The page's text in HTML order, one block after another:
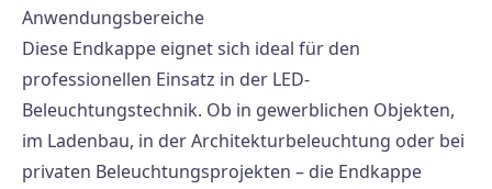
Anwendungsbereiche
Diese Endkappe eignet sich ideal für den
professionellen Einsatz in der LED-
Beleuchtungstechnik. Ob in gewerblichen Objekten,
im Ladenbau, in der Architekturbeleuchtung oder bei
privaten Beleuchtungsprojekten – die Endkappe